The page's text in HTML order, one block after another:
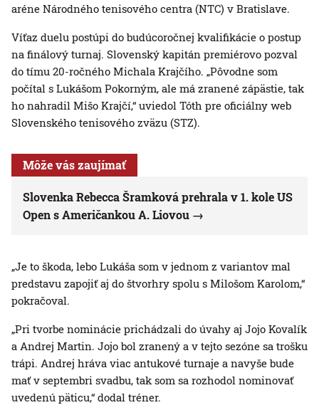
aréne Národného tenisového centra (NTC) v Bratislave.
Víťaz duelu postúpi do budúcoročnej kvalifikácie o postup
na finálový turnaj. Slovenský kapitán premiérovo pozval
do tímu 20-ročného Michala Krajčího. „Pôvodne som
počítal s Lukášom Pokorným, ale má zranené zápästie, tak
ho nahradil Mišo Krajčí,“ uviedol Tóth pre oficiálny web
Slovenského tenisového zväzu (STZ).
Môže vás zaujímať
Slovenka Rebecca Šramková prehrala v 1. kole US
Open s Američankou A. Liovou
„Je to škoda, lebo Lukáša som v jednom z variantov mal
predstavu zapojiť aj do štvorhry spolu s Milošom Karolom,“
pokračoval.
„Pri tvorbe nominácie prichádzali do úvahy aj Jojo Kovalík
a Andrej Martin. Jojo bol zranený a v tejto sezóne sa trošku
trápi. Andrej hráva viac antukové turnaje a navyše bude
mať v septembri svadbu, tak som sa rozhodol nominovať
uvedenú päticu,“ dodal tréner.